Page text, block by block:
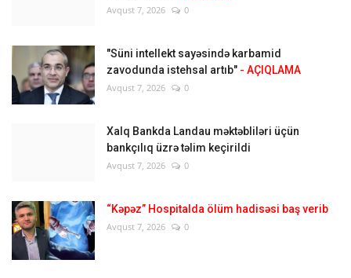
Avqust 7, 2026 0
"Süni intellekt sayəsində karbamid
zavodunda istehsal artıb" - AÇIQLAMA
Avqust 7, 2026 0
Xalq Bankda Landau məktəbliləri üçün
bankçılıq üzrə təlim keçirildi
Avqust 7, 2026 0
“Kəpəz” Hospitalda ölüm hadisəsi baş verib
Avqust 7, 2026 0